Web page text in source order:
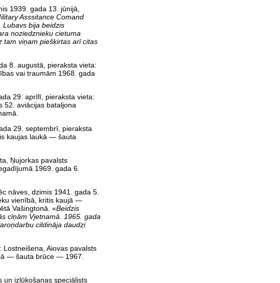
1939. gada 13. jūnijā,
Asssitance Comand
Lubavs bija beidzis
noziedznieku cietuma
tam viņam piešķirtas arī citas
8. augustā, pieraksta vieta:
vai traumām 1968. gada
29. aprīlī, pieraksta vieta:
52. aviācijas bataljona
29. septembrī, pieraksta
kaujas laukā — šauta
Ņujorkas pavalsts
1969. gada 6.
nāves, dzimis 1941. gada 5.
vienībā, kritis kaujā —
Vašingtonā. «Beidzis
cīņām Vjetnamā. 1965. gada
cildināja daudzi
Lostneišena, Aiovas pavalsts
— šauta brūce — 1967.
un izlūkošanas speciālists